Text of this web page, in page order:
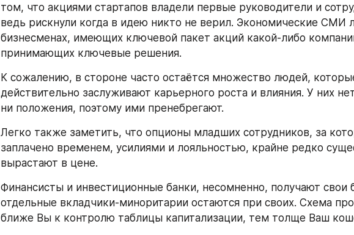
том, что акциями стартапов владели первые руководители и
ведь рискнули когда в идею никто не верил. Экономические СМИ
бизнесменах, имеющих ключевой пакет акций какой-либо
принимающих ключевые решения.
К сожалению, в стороне часто остаётся множество людей,
действительно заслуживают карьерного роста и влияния. У них
ни положения, поэтому ими пренебрегают.
Легко также заметить, что опционы младших сотрудников, за
заплачено временем, усилиями и лояльностью, крайне редко
вырастают в цене.
Финансисты и инвестиционные банки, несомненно, получают свои
отдельные вкладчики-миноритарии остаются при своих. Схема
ближе Вы к контролю таблицы капитализации, тем толще Ваш